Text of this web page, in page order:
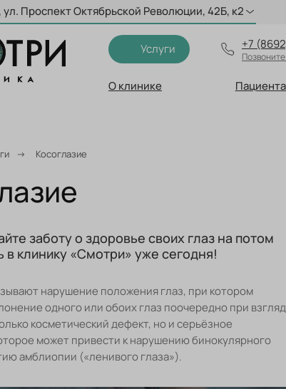
Проспект Октябрьской Революции, 42Б, к2
+7
Услуги
О клинике
→ Косоглазие
заботу о здоровье своих глаз на потом
в клинику «Смотри» уже сегодня!
нарушение положения глаз, при котором
одного или обоих глаз поочередно при
косметический дефект, но и серьёзное
может привести к нарушению бинокулярного
амблиопии («ленивого глаза»).